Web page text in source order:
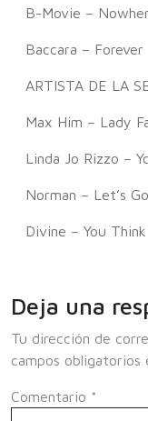
B-Movie –
Baccara – Forever
ARTISTA DE LA
Max Him – Lady
Linda Jo Rizzo –
Norman – Let’s
Divine – You Think
Deja una
Tu dirección de
campos obligatorios
Comentario *